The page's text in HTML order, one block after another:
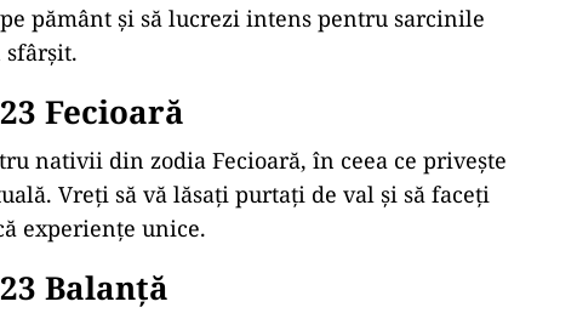
pământ și să lucrezi intens pentru sarcinile
sfârșit.
Fecioară
nativii din zodia Fecioară, în ceea ce privește
Vreți să vă lăsați purtați de val și să faceți
experiențe unice.
Balanţă